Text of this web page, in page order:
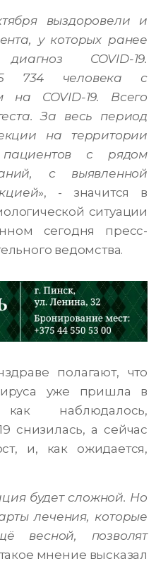
выздоровели и
у которых ранее
COVID-19.
734 человека с
на COVID-19. Всего
За весь период
на территории
с рядом
с выявленной
», - значится в
ситуации
сегодня пресс-
ведомства.
полагают, что
уже пришла в
наблюдалось,
снизилась, а сейчас
и, как ожидается,
будет сложной. Но
лечения, которые
весной, позволят
такое мнение высказал